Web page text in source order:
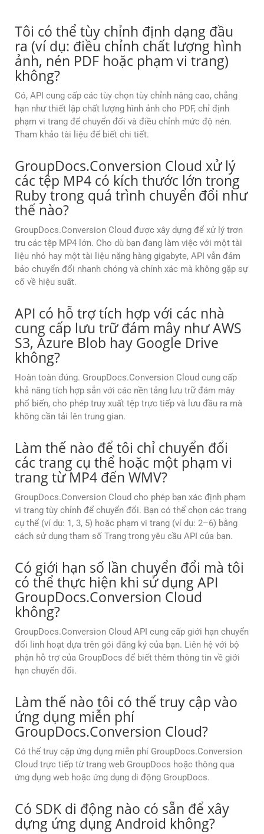
Tôi có thể tùy chỉnh định dạng đầu
ra (ví dụ: điều chỉnh chất lượng hình
ảnh, nén PDF hoặc phạm vi trang)
không?
Có, API cung cấp các tùy chọn tùy chỉnh nâng cao, chẳng
hạn như thiết lập chất lượng hình ảnh cho PDF, chỉ định
phạm vi trang để chuyển đổi và điều chỉnh mức độ nén.
Tham khảo tài liệu để biết chi tiết.
GroupDocs.Conversion Cloud xử lý
các tệp MP4 có kích thước lớn trong
Ruby trong quá trình chuyển đổi như
thế nào?
GroupDocs.Conversion Cloud được xây dựng để xử lý trơn
tru các tệp MP4 lớn. Cho dù bạn đang làm việc với một tài
liệu nhỏ hay một tài liệu nặng hàng gigabyte, API vẫn đảm
bảo chuyển đổi nhanh chóng và chính xác mà không gặp sự
cố về hiệu suất.
API có hỗ trợ tích hợp với các nhà
cung cấp lưu trữ đám mây như AWS
S3, Azure Blob hay Google Drive
không?
Hoàn toàn đúng. GroupDocs.Conversion Cloud cung cấp
khả năng tích hợp sẵn với các nền tảng lưu trữ đám mây
phổ biến, cho phép truy xuất tệp trực tiếp và lưu đầu ra mà
không cần tải lên trung gian.
Làm thế nào để tôi chỉ chuyển đổi
các trang cụ thể hoặc một phạm vi
trang từ MP4 đến WMV?
GroupDocs.Conversion Cloud cho phép bạn xác định phạm
vi trang tùy chỉnh để chuyển đổi. Bạn có thể chọn các trang
cụ thể (ví dụ: 1, 3, 5) hoặc phạm vi trang (ví dụ: 2–6) bằng
cách sử dụng tham số Trang trong yêu cầu API của bạn.
Có giới hạn số lần chuyển đổi mà tôi
có thể thực hiện khi sử dụng API
GroupDocs.Conversion Cloud
không?
GroupDocs.Conversion Cloud API cung cấp giới hạn chuyển
đổi linh hoạt dựa trên gói đăng ký của bạn. Liên hệ với bộ
phận hỗ trợ của GroupDocs để biết thêm thông tin về giới
hạn chuyển đổi.
Làm thế nào tôi có thể truy cập vào
ứng dụng miễn phí
GroupDocs.Conversion Cloud?
Có thể truy cập ứng dụng miễn phí GroupDocs.Conversion
Cloud trực tiếp từ trang web GroupDocs hoặc thông qua
ứng dụng web hoặc ứng dụng di động GroupDocs.
Có SDK di động nào có sẵn để xây
dựng ứng dụng Android không?